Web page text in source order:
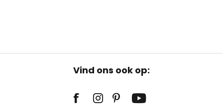
Vind ons ook op: